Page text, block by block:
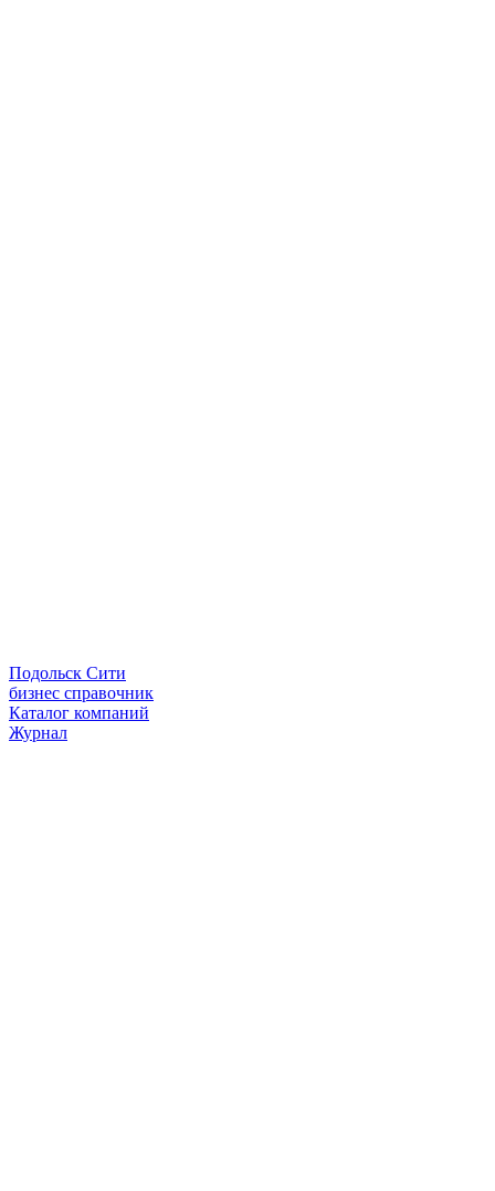
Подольск Сити
бизнес справочник
Каталог компаний
Журнал